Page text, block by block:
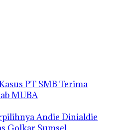
PT SMB Terima
MUBA
Andie Dinialdie